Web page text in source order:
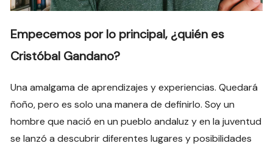
Empecemos por lo principal, ¿quién es
Cristóbal Gandano?
Una amalgama de aprendizajes y experiencias. Quedará
ñoño, pero es solo una manera de definirlo. Soy un
hombre que nació en un pueblo andaluz y en la juventud
se lanzó a descubrir diferentes lugares y posibilidades